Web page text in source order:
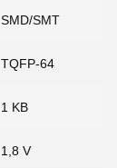
SMD/SMT
TQFP-64
1 KB
1,8 V